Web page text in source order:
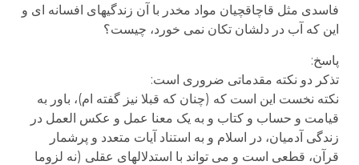
فاسدی مثل قاچاقچیان مواد مخدر با آن زندگیهای افسانه ای و
این که آب در دلشان تکان نمی خورد، چیست؟
پاسخ:
تذکر دو نکته مقدماتی ضروری است:
نکته نخست این است که (چنان که قبلا نیز گفته ام)، باور به
قیامت و حساب و کتاب و به یک معنا عمل و عکس العمل در
زندگی آدمیان، در اسلام و به استناد آیات متعدد و پرشمار
قرآن، قطعی است و می تواند با استدلالهای عقلی (نه لزوما